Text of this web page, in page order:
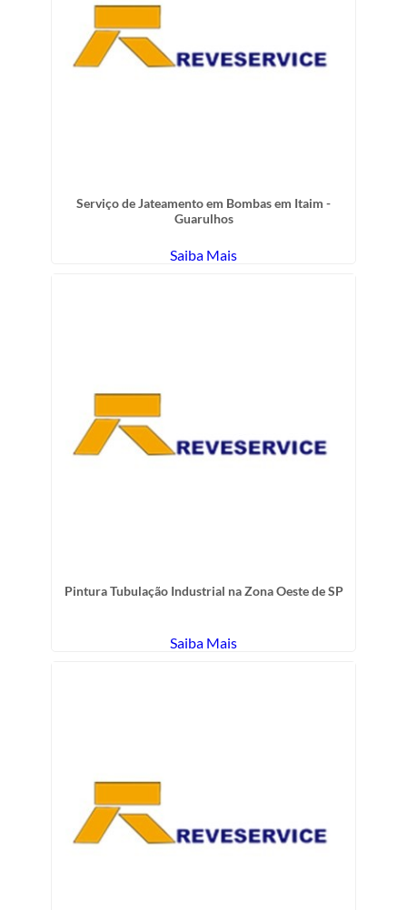
Serviço de Jateamento em Bombas em Itaim -
Guarulhos
Saiba Mais
Pintura Tubulação Industrial na Zona Oeste de SP
Saiba Mais